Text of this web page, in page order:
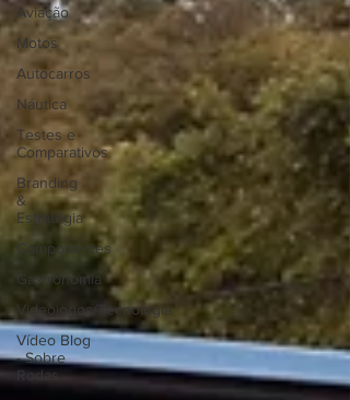
Aviação
Motos
Autocarros
Náutica
Testes e
Comparativos
Branding
&
Estratégia
Componentes
Gastronomia
Videojogos/Tecnologia
Vídeo Blog
- Sobre
Rodas